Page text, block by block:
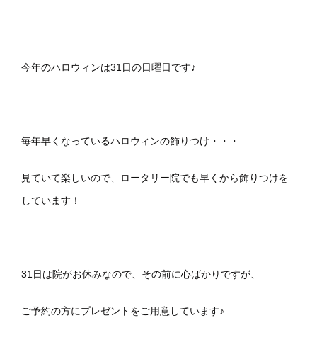
今年のハロウィンは31日の日曜日です♪
毎年早くなっているハロウィンの飾りつけ・・・
見ていて楽しいので、ロータリー院でも早くから飾りつけを
しています！
31日は院がお休みなので、その前に心ばかりですが、
ご予約の方にプレゼントをご用意しています♪